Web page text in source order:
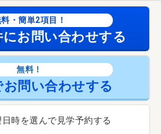
・簡単2項目！
にお問い合わせする
無料！
お問い合わせする
日時を選んで見学予約する